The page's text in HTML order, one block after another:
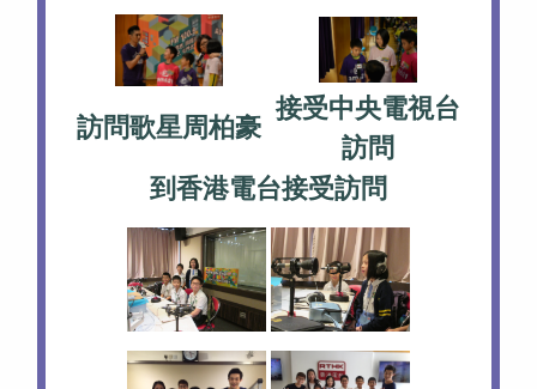
訪問歌星周柏豪
接受中央電視台
訪問
到香港電台接受訪問